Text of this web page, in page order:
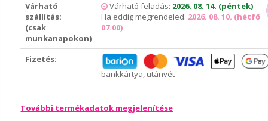
Várható
szállítás:
(csak
munkanapokon)
Várható feladás: 2026. 08. 14. (péntek)
Ha eddig megrendeled: 2026. 08. 10. (hétfő
07.00)
Fizetés:
bankkártya, utánvét
További termékadatok megjelenítése